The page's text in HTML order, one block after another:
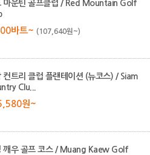
마운틴 골프클럽 / Red Mountain Golf
바트~ (107,640원~)
컨트리 클럽 플랜테이션 (뉴코스) / Siam
Clu...
원~
깨우 골프 코스 / Muang Kaew Golf